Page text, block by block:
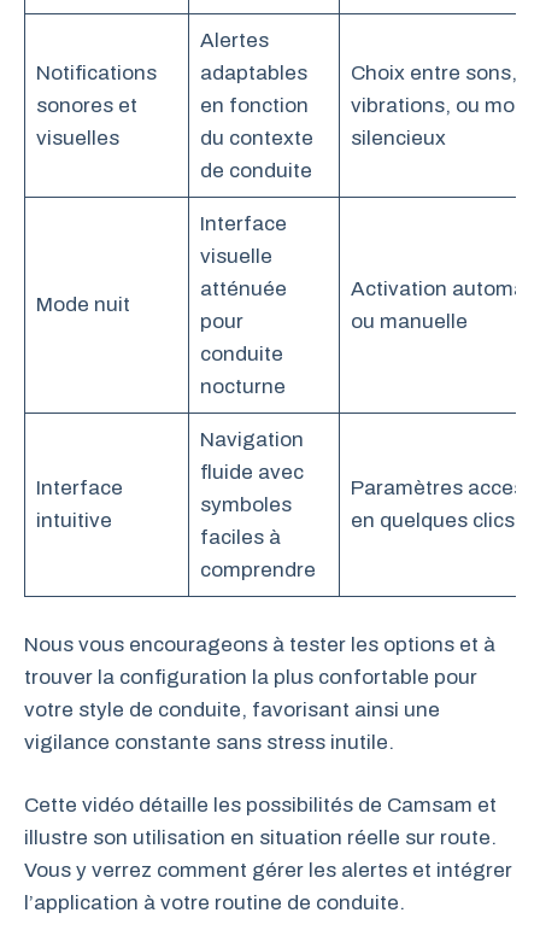
Notifications
sonores et
visuelles
Alertes
adaptables
en fonction
du contexte
de conduite
Choix entre sons,
vibrations, ou mode
silencieux
Mode nuit
Interface
visuelle
atténuée
pour
conduite
nocturne
Activation
ou manuelle
Interface
intuitive
Navigation
fluide avec
symboles
faciles à
comprendre
Paramètres
en quelques clics
Nous vous encourageons à tester les options et à
trouver la configuration la plus confortable pour
votre style de conduite, favorisant ainsi une
vigilance constante sans stress inutile.
Cette vidéo détaille les possibilités de Camsam et
illustre son utilisation en situation réelle sur route.
Vous y verrez comment gérer les alertes et intégrer
l’application à votre routine de conduite.